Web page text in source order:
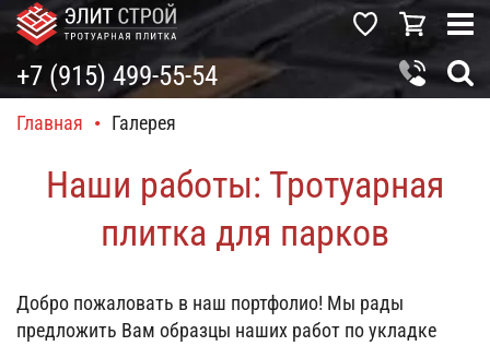
+7 (915) 499-55-54
Главная • Галерея
Наши работы: Тротуарная
плитка для парков
Добро пожаловать в наш портфолио! Мы рады
предложить Вам образцы наших работ по укладке